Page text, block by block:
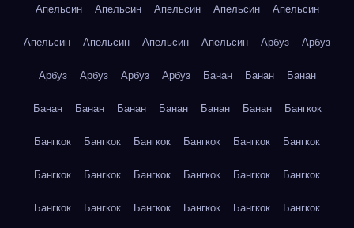
Апельсин Апельсин Апельсин Апельсин Апельсин
Апельсин Апельсин Апельсин Апельсин Арбуз Арбуз
Арбуз Арбуз Арбуз Арбуз Банан Банан Банан
Банан Банан Банан Банан Банан Банан Бангкок
Бангкок Бангкок Бангкок Бангкок Бангкок Бангкок
Бангкок Бангкок Бангкок Бангкок Бангкок Бангкок
Бангкок Бангкок Бангкок Бангкок Бангкок Бангкок